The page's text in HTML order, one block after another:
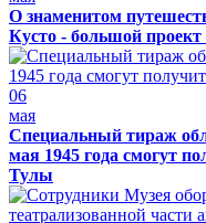
О знаменитом
Кусто - большой
06
мая
Специальный тираж
мая 1945 года смогут
Тулы